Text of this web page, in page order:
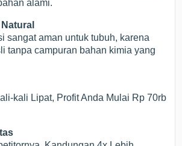
alami.
sangat aman untuk tubuh, karena
tanpa campuran bahan kimia yang
kali Lipat, Profit Anda Mulai Rp 70rb